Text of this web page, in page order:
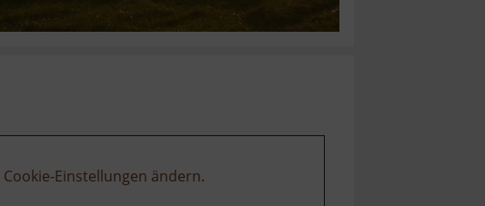
Cookie-Einstellungen ändern.